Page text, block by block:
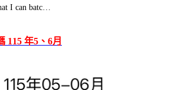
I can batc…
115 年5、6月